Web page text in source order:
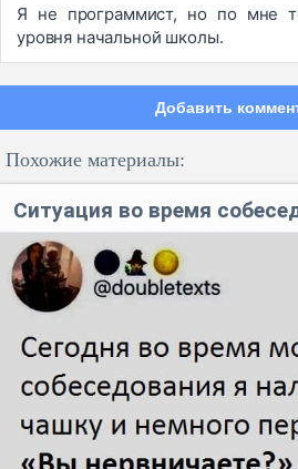
Я не программист, но по мне
уровня начальной школы.
Добавить
Код:
Похожие материалы:
Ситуация во время